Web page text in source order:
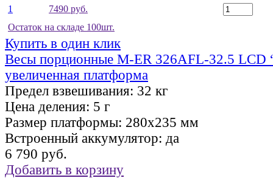
1
7490 руб.
Остаток на складе 100шт.
Купить в один клик
Весы порционные M-ER 326AFL-32.5 LCD
увеличенная платформа
Предел взвешивания: 32 кг
Цена деления: 5 г
Размер платформы: 280х235 мм
Встроенный аккумулятор: да
6 790 руб.
Добавить в корзину